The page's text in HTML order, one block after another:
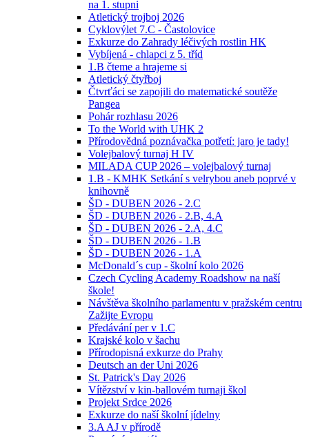
na 1. stupni
Atletický trojboj 2026
Cyklovýlet 7.C - Častolovice
Exkurze do Zahrady léčivých rostlin HK
Vybíjená - chlapci z 5. tříd
1.B čteme a hrajeme si
Atletický čtyřboj
Čtvrťáci se zapojili do matematické soutěže
Pangea
Pohár rozhlasu 2026
To the World with UHK 2
Přírodovědná poznávačka potřetí: jaro je tady!
Volejbalový turnaj H IV
MILADA CUP 2026 – volejbalový turnaj
1.B - KMHK Setkání s velrybou aneb poprvé v
knihovně
ŠD - DUBEN 2026 - 2.C
ŠD - DUBEN 2026 - 2.B, 4.A
ŠD - DUBEN 2026 - 2.A, 4.C
ŠD - DUBEN 2026 - 1.B
ŠD - DUBEN 2026 - 1.A
McDonald´s cup - školní kolo 2026
Czech Cycling Academy Roadshow na naší
škole!
Návštěva školního parlamentu v pražském centru
Zažijte Evropu
Předávání per v 1.C
Krajské kolo v šachu
Přírodopisná exkurze do Prahy
Deutsch an der Uni 2026
St. Patrick's Day 2026
Vítězství v kin-ballovém turnaji škol
Projekt Srdce 2026
Exkurze do naší školní jídelny
3.A AJ v přírodě